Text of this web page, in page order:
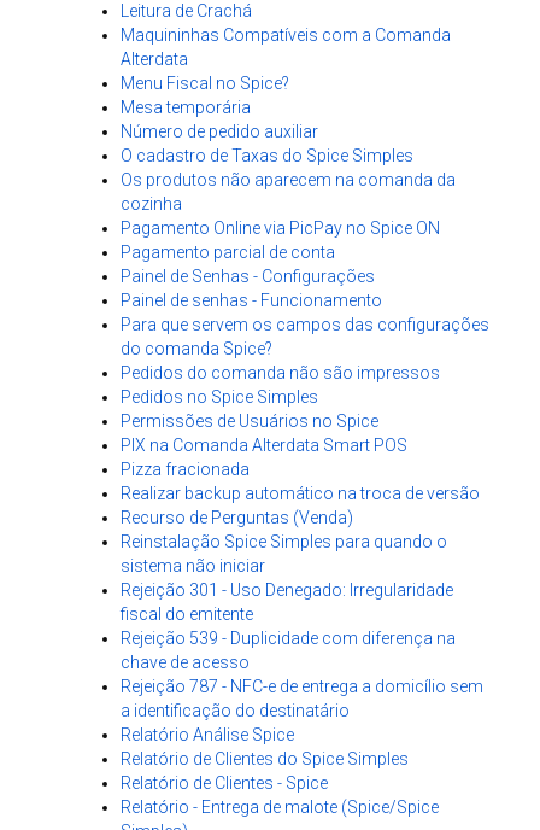
Leitura de Crachá
Maquininhas Compatíveis com a Comanda
Alterdata
Menu Fiscal no Spice?
Mesa temporária
Número de pedido auxiliar
O cadastro de Taxas do Spice Simples
Os produtos não aparecem na comanda da
cozinha
Pagamento Online via PicPay no Spice ON
Pagamento parcial de conta
Painel de Senhas - Configurações
Painel de senhas - Funcionamento
Para que servem os campos das configurações
do comanda Spice?
Pedidos do comanda não são impressos
Pedidos no Spice Simples
Permissões de Usuários no Spice
PIX na Comanda Alterdata Smart POS
Pizza fracionada
Realizar backup automático na troca de versão
Recurso de Perguntas (Venda)
Reinstalação Spice Simples para quando o
sistema não iniciar
Rejeição 301 - Uso Denegado: Irregularidade
fiscal do emitente
Rejeição 539 - Duplicidade com diferença na
chave de acesso
Rejeição 787 - NFC-e de entrega a domicílio sem
a identificação do destinatário
Relatório Análise Spice
Relatório de Clientes do Spice Simples
Relatório de Clientes - Spice
Relatório - Entrega de malote (Spice/Spice